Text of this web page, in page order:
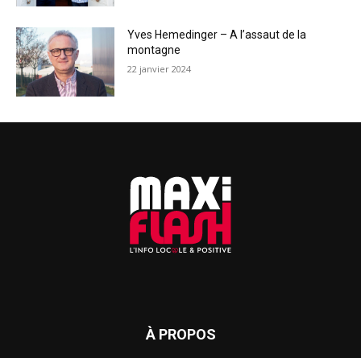
Yves Hemedinger – A l’assaut de la
montagne
22 janvier 2024
À PROPOS